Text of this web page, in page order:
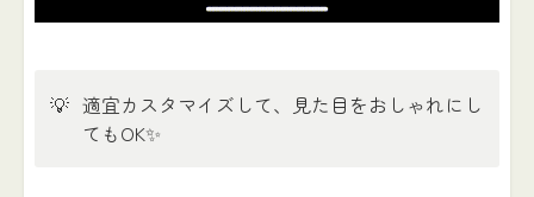
💡 適宜カスタマイズして、見た目をおしゃれにし
てもOK✨